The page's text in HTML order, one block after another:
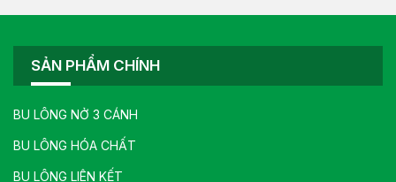
SẢN PHẨM CHÍNH
BU LÔNG NỞ 3 CÁNH
BU LÔNG HÓA CHẤT
BU LÔNG LIÊN KẾT